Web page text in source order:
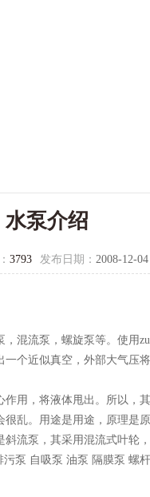
水泵介绍
3793 发布日期： 2008-12-04
流泵，螺旋泵等。使用zui
近似真空，外部大气压将
，将液体甩出。所以，其
。用途是用途，原理是原
流泵，其采用混流式叶轮
泵 自吸泵 油泵 隔膜泵 螺